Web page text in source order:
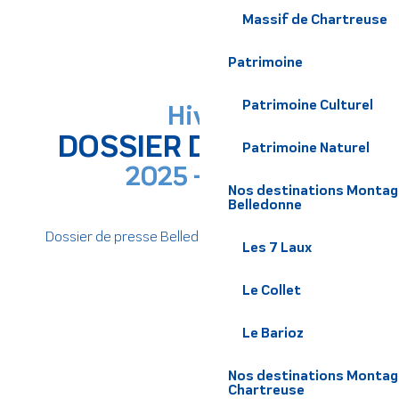
Massif de Chartreuse
Patrimoine
Patrimoine Culturel
Patrimoine Naturel
Nos destinations
Belledonne
Les 7 Laux
Le Collet
Le Barioz
Nos destinations
Chartreuse
Hiver
DOSSIER DE PRESSE
2025 - 2026
Dossier de presse Belledonne Chartreuse 2025